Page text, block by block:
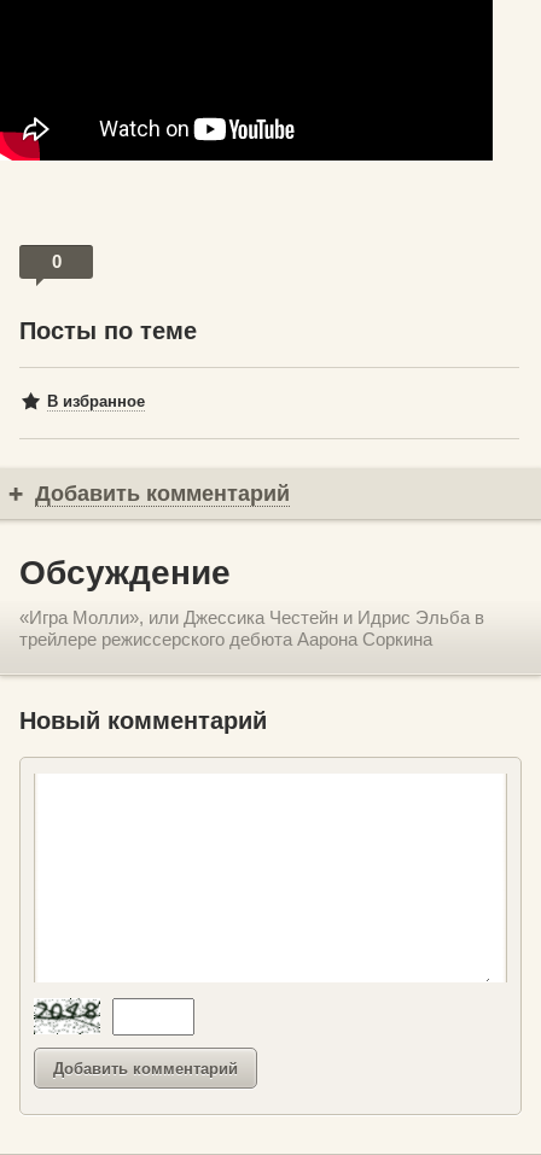
0
Посты по теме
В избранное
Добавить комментарий
Обсуждение
«Игра Молли», или Джессика Честейн и Идрис Эльба в
трейлере режиссерского дебюта Аарона Соркина
Новый комментарий